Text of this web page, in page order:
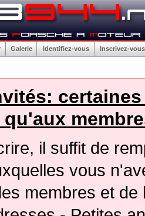
Galerie Identifiez-vous Inscrivez-vous
il suffit de
vous
membres et